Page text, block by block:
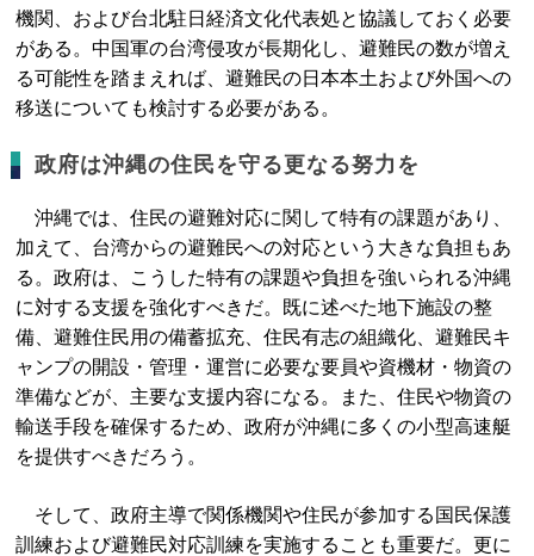
機関、および台北駐日経済文化代表処と協議しておく必要
がある。中国軍の台湾侵攻が長期化し、避難民の数が増え
る可能性を踏まえれば、避難民の日本本土および外国への
移送についても検討する必要がある。
政府は沖縄の住民を守る更なる努力を
沖縄では、住民の避難対応に関して特有の課題があり、
加えて、台湾からの避難民への対応という大きな負担もあ
る。政府は、こうした特有の課題や負担を強いられる沖縄
に対する支援を強化すべきだ。既に述べた地下施設の整
備、避難住民用の備蓄拡充、住民有志の組織化、避難民キ
ャンプの開設・管理・運営に必要な要員や資機材・物資の
準備などが、主要な支援内容になる。また、住民や物資の
輸送手段を確保するため、政府が沖縄に多くの小型高速艇
を提供すべきだろう。
そして、政府主導で関係機関や住民が参加する国民保護
訓練および避難民対応訓練を実施することも重要だ。更に